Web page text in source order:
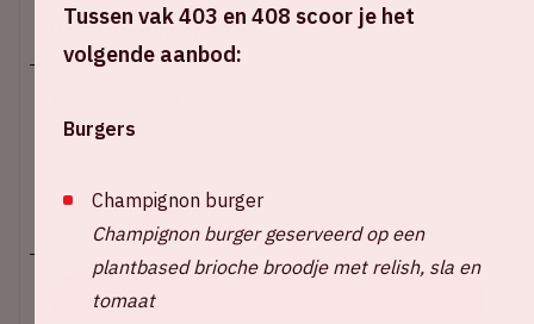
Ma 17 november 2025
Start wedstrijd: 20:45 uur
+ Voeg toe aan agenda
Tussen vak 403 en 408 scoor je het
volgende aanbod:
Burgers
Champignon burger
Champignon burger geserveerd op een
plantbased brioche broodje met relish, sla en
tomaat